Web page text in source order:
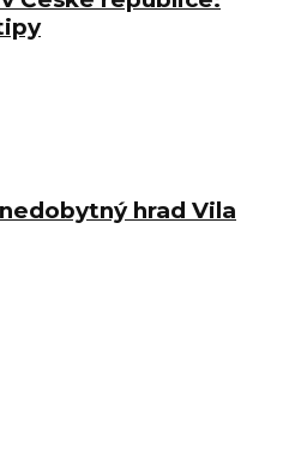
hrad Vila